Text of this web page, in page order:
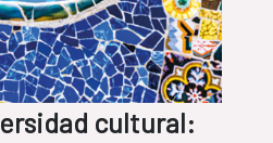
cultural: